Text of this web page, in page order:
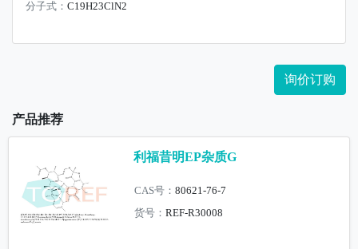
分子式： C19H23ClN2
询价订购
产品推荐
利福昔明EP杂质G
CAS号：80621-76-7
货号：REF-R30008